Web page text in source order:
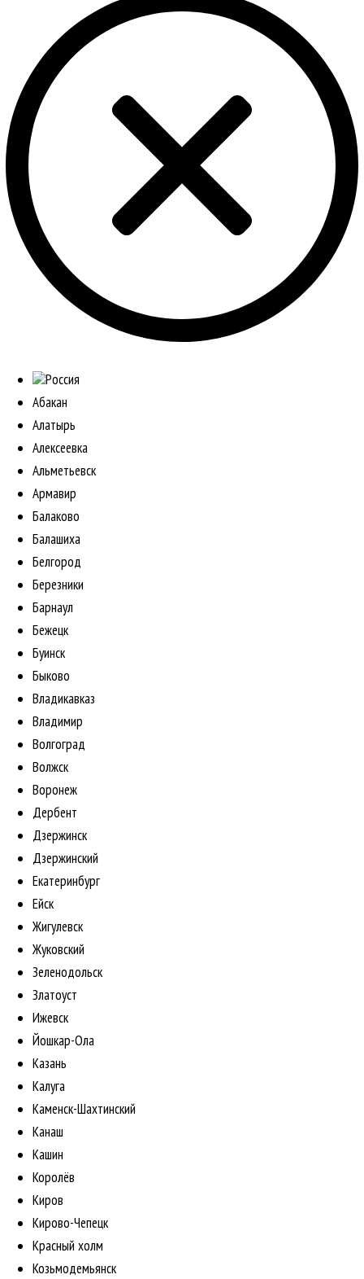
Россия
Абакан
Алатырь
Алексеевка
Альметьевск
Армавир
Балаково
Балашиха
Белгород
Березники
Барнаул
Бежецк
Буинск
Быково
Владикавказ
Владимир
Волгоград
Волжск
Воронеж
Дербент
Дзержинск
Дзержинский
Екатеринбург
Ейск
Жигулевск
Жуковский
Зеленодольск
Златоуст
Ижевск
Йошкар-Ола
Казань
Калуга
Каменск-Шахтинский
Канаш
Кашин
Королёв
Киров
Кирово-Чепецк
Красный холм
Козьмодемьянск